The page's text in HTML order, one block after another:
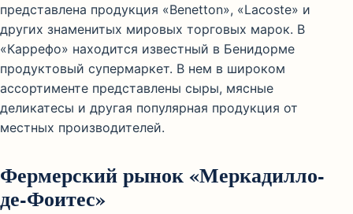
представлена продукция «Benetton», «Lacoste» и
других знаменитых мировых торговых марок. В
«Каррефо» находится известный в Бенидорме
продуктовый супермаркет. В нем в широком
ассортименте представлены сыры, мясные
деликатесы и другая популярная продукция от
местных производителей.
Фермерский рынок «Меркадилло-
де-Фоитес»